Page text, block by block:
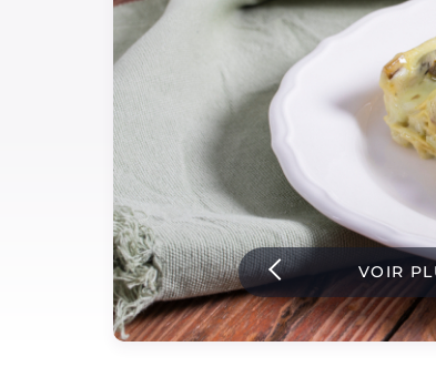
Dernieres recettes
IT Website
Instagram
YouTube VOIR